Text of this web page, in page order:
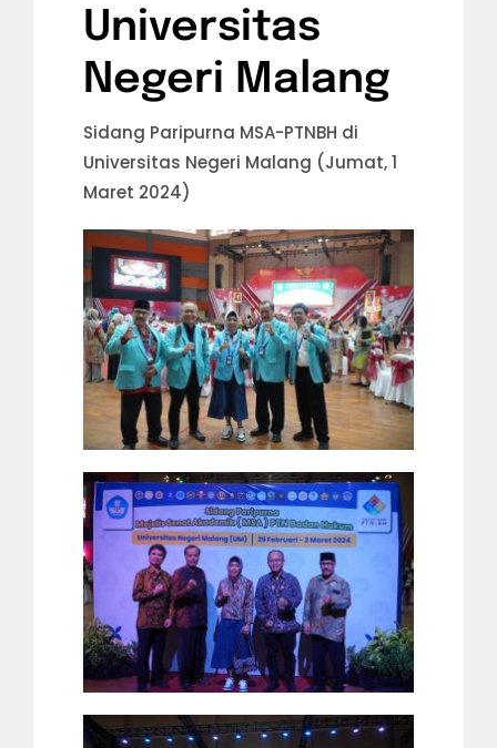
Universitas
Negeri Malang
Sidang Paripurna MSA-PTNBH di
Universitas Negeri Malang (Jumat, 1
Maret 2024)